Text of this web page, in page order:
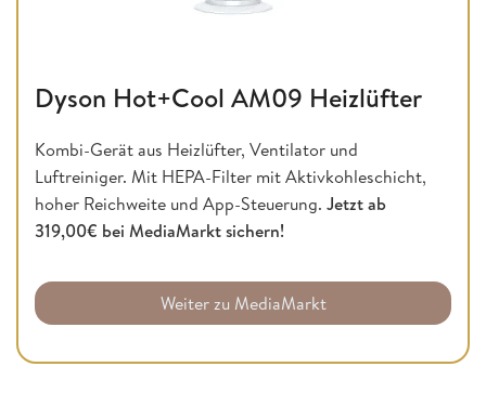
Dyson Hot+Cool AM09 Heizlüfter
Kombi-Gerät aus Heizlüfter, Ventilator und
Luftreiniger. Mit HEPA-Filter mit Aktivkohleschicht,
hoher Reichweite und App-Steuerung. Jetzt ab
319,00€ bei MediaMarkt sichern!
Weiter zu MediaMarkt